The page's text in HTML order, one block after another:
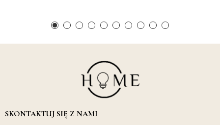
SKONTAKTUJ SIĘ Z NAMI